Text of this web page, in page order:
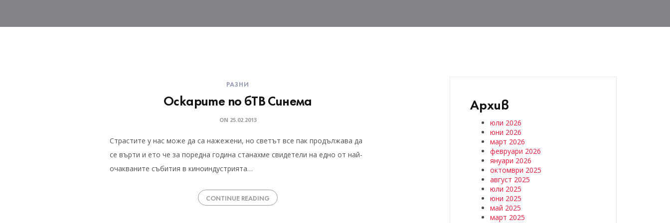
РАЗНИ
Оскарите по бТВ Синема
ON 25.02.2013
Страстите у нас може да са нажежени, но светът все пак продължава да
се върти и ето че за поредна година станахме свидетели на едно от най-
очакваните събития в киноиндустрията…
CONTINUE READING
Архив
юли 2026
юни 2026
март 2026
февруари 2026
януари 2026
октомври 2025
август 2025
юли 2025
юни 2025
май 2025
март 2025